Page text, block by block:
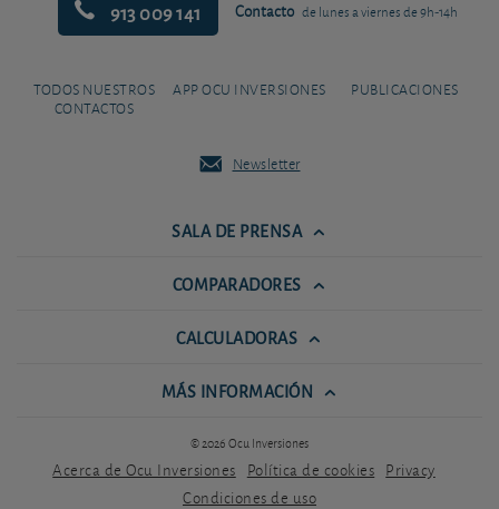
913 009 141 Contacto de lunes a viernes de 9h-14h
TODOS NUESTROS
CONTACTOS
APP OCU INVERSIONES PUBLICACIONES
Newsletter
SALA DE PRENSA
COMPARADORES
CALCULADORAS
MÁS INFORMACIÓN
© 2026 Ocu Inversiones
Acerca de Ocu Inversiones Política de cookies Privacy
Condiciones de uso